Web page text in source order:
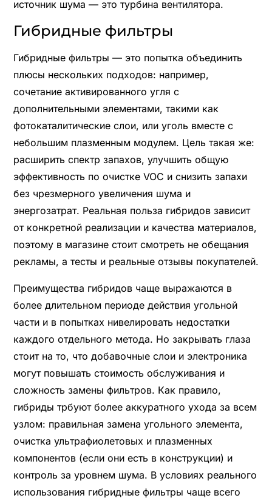
источник шума — это турбина вентилятора.
Гибридные фильтры
Гибридные фильтры — это попытка объединить
плюсы нескольких подходов: например,
сочетание активированного угля с
дополнительными элементами, такими как
фотокаталитические слои, или уголь вместе с
небольшим плазменным модулем. Цель такая же:
расширить спектр запахов, улучшить общую
эффективность по очистке VOC и снизить запахи
без чрезмерного увеличения шума и
энергозатрат. Реальная польза гибридов зависит
от конкретной реализации и качества материалов,
поэтому в магазине стоит смотреть не обещания
рекламы, а тесты и реальные отзывы покупателей.
Преимущества гибридов чаще выражаются в
более длительном периоде действия угольной
части и в попытках нивелировать недостатки
каждого отдельного метода. Но закрывать глаза
стоит на то, что добавочные слои и электроника
могут повышать стоимость обслуживания и
сложность замены фильтров. Как правило,
гибриды трбуют более аккуратного ухода за всем
узлом: правильная замена угольного элемента,
очистка ультрафиолетовых и плазменных
компонентов (если они есть в конструкции) и
контроль за уровнем шума. В условиях реального
использования гибридные фильтры чаще всего